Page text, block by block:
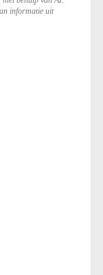
informatie uit